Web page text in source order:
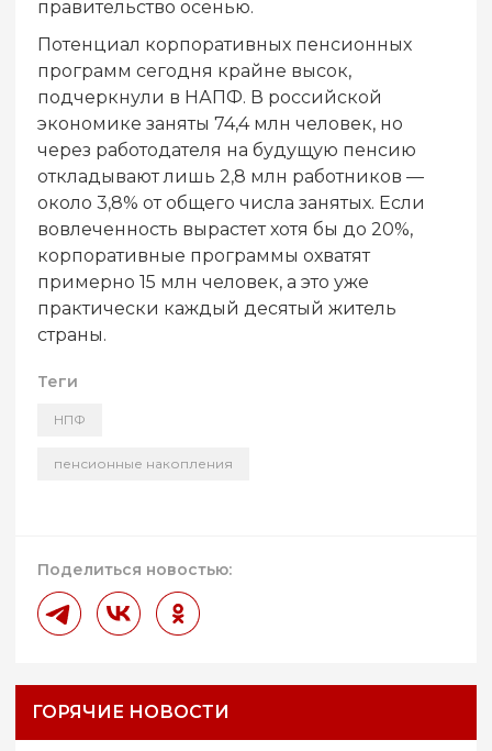
правительство осенью.
Потенциал корпоративных пенсионных
программ сегодня крайне высок,
подчеркнули в НАПФ. В российской
экономике заняты 74,4 млн человек, но
через работодателя на будущую пенсию
откладывают лишь 2,8 млн работников —
около 3,8% от общего числа занятых. Если
вовлеченность вырастет хотя бы до 20%,
корпоративные программы охватят
примерно 15 млн человек, а это уже
практически каждый десятый житель
страны.
Теги
НПФ
пенсионные накопления
Поделиться новостью:
ГОРЯЧИЕ НОВОСТИ